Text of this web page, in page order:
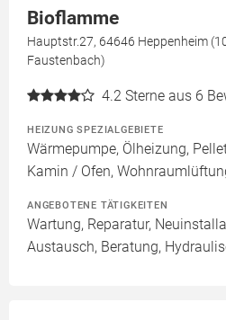
Bioflamme
Hauptstr.27, 64646 Heppenheim
Faustenbach)
4.2 Sterne aus 6
HEIZUNG SPEZIALGEBIETE
Wärmepumpe, Ölheizung,
Kamin / Ofen,
ANGEBOTENE TÄTIGKEITEN
Wartung, Reparatur,
Austausch, Beratung,